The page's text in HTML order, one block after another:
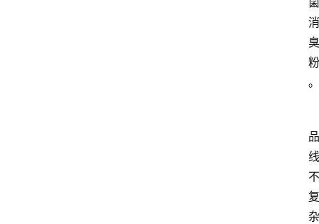
消
臭
粉
。
品
线
不
复
杂